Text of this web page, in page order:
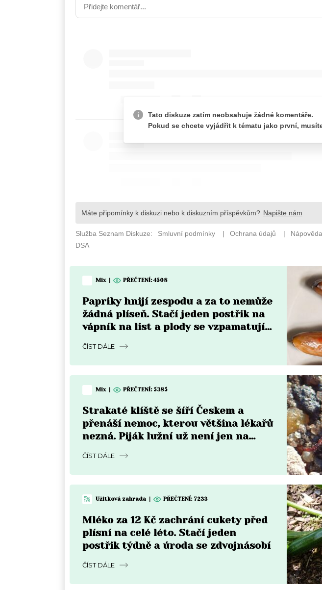
Mix PŘEČTENÍ: 4508
Papriky hnijí zespodu a za to nemůže
žádná plíseň. Stačí jeden postřik na
vápník na list a plody se vzpamatují
ČÍST DÁLE
Mix PŘEČTENÍ: 5385
Strakaté klíště se šíří Českem a
přenáší nemoc, kterou většina lékařů
nezná. Piják lužní už není jen na
ČÍST DÁLE
Užitková zahrada PŘEČTENÍ: 7233
Mléko za 12 Kč zachrání cukety před
plísní na celé léto. Stačí jeden
postřik týdně a úroda se zdvojnásobí
ČÍST DÁLE